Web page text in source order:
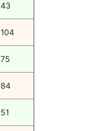
43
104
75
84
51